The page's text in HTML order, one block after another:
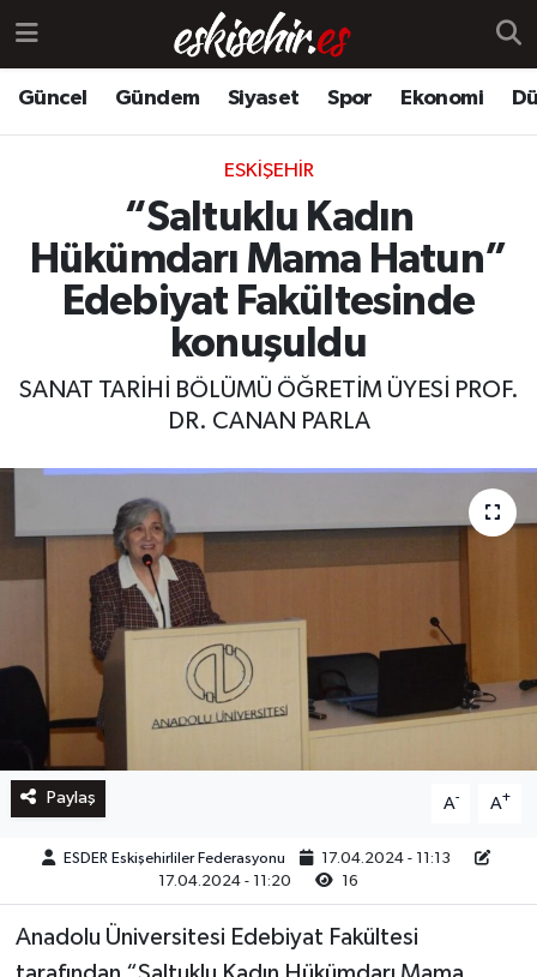
Güncel Gündem Siyaset Spor Ekonomi
ESKIŞEHIR
“Saltuklu Kadın
Hükümdarı Mama Hatun”
Edebiyat Fakültesinde
konuşuldu
SANAT TARİHİ BÖLÜMÜ ÖĞRETİM ÜYESİ PROF.
DR. CANAN PARLA
Paylaş A- A+
ESDER Eskişehirliler Federasyonu
17.04.2024 - 11:13
17.04.2024 - 11:20
16
Anadolu Üniversitesi Edebiyat Fakültesi